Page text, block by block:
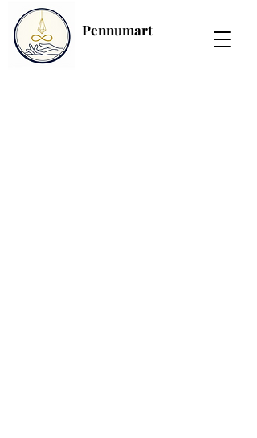
Pennumart